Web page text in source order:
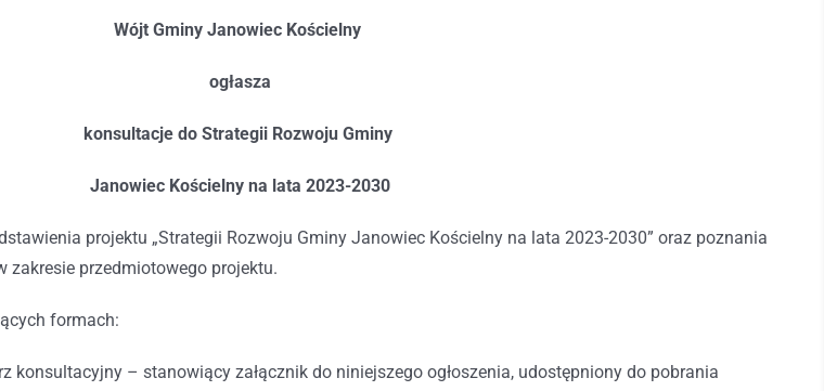
Wójt Gminy Janowiec Kościelny
ogłasza
konsultacje do Strategii Rozwoju Gminy
Janowiec Kościelny na lata 2023-2030
projektu „Strategii Rozwoju Gminy Janowiec Kościelny na lata 2023-2030” oraz poznania
przedmiotowego projektu.
formach:
konsultacyjny – stanowiący załącznik do niniejszego ogłoszenia, udostępniony do pobrania